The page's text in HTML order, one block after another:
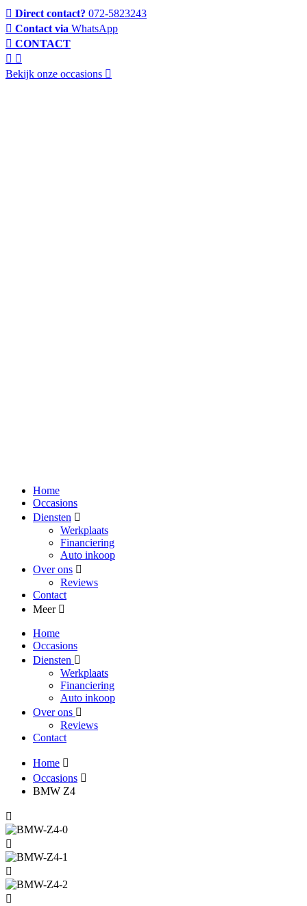
Direct contact? 072-5823243
Contact via WhatsApp
CONTACT
Bekijk onze occasions
Home
Occasions
Diensten
Werkplaats
Financiering
Auto inkoop
Over ons
Reviews
Contact
Meer
Home
Occasions
Diensten
Werkplaats
Financiering
Auto inkoop
Over ons
Reviews
Contact
Home
Occasions
BMW Z4